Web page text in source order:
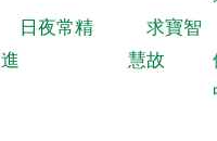
日夜常精
進
求寶智
慧故